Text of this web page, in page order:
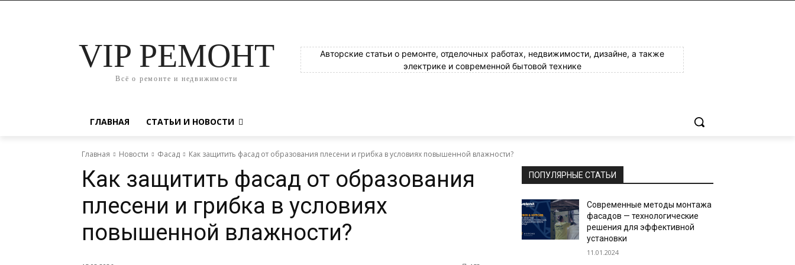
VIP РЕМОНТ
Всё о ремонте и недвижимости
Авторские статьи о ремонте, отделочных работах, недвижимости, дизайне, а также
электрике и современной бытовой технике
ГЛАВНАЯ СТАТЬИ И НОВОСТИ
Главная Новости Фасад Как защитить фасад от образования плесени и грибка в условиях повышенной влажности?
Как защитить фасад от образования
плесени и грибка в условиях
повышенной влажности?
ПОПУЛЯРНЫЕ СТАТЬИ
Современные методы монтажа
фасадов — технологические
решения для эффективной
установки
11.01.2024